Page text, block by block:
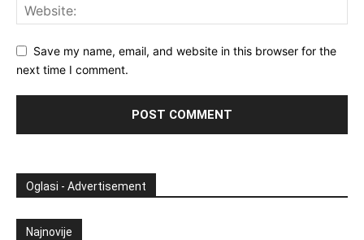
Save my name, email, and website in this browser for the
next time I comment.
Oglasi - Advertisement
Najnovije